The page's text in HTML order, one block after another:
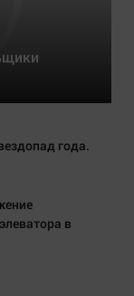
года.
в